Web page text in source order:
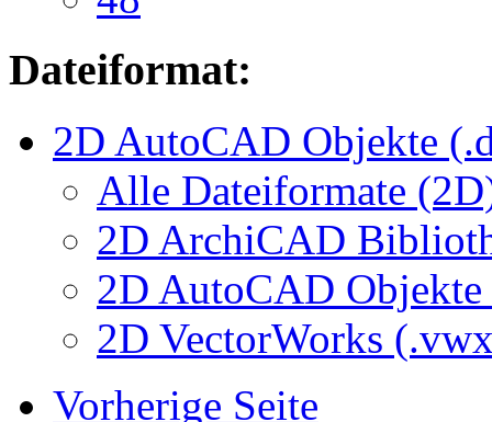
Dateiformat:
2D AutoCAD Objekte
Alle Dateiformate
2D ArchiCAD
2D AutoCAD
2D VectorWorks
Vorherige Seite